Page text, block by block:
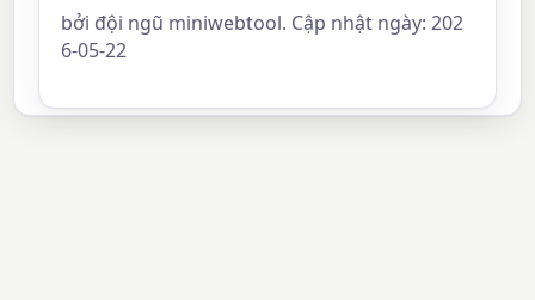
bởi đội ngũ miniwebtool. Cập nhật ngày: 202
6-05-22